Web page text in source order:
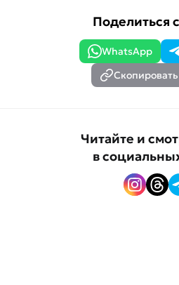
Поделиться
WhatsApp
Читайте и
в